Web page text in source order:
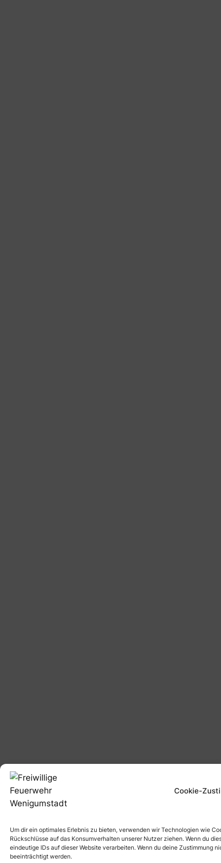
Cookie-
Um dir ein optimales Erlebnis zu bieten, verwenden wir Technologien wie
Rückschlüsse auf das Konsumverhalten unserer Nutzer ziehen. Wenn du
eindeutige IDs auf dieser Website verarbeiten. Wenn du deine
beeinträchtigt werden.